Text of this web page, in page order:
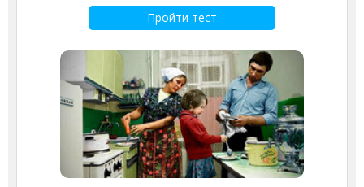
Пройти тест